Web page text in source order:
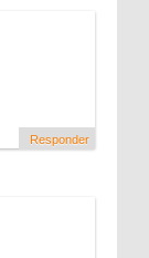
Responder